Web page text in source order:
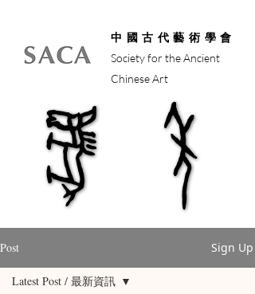
中國古代藝術學會
Society for the Ancient
Chinese Art
馬年
馬年
Post Sign Up
Latest Post / 最新資訊